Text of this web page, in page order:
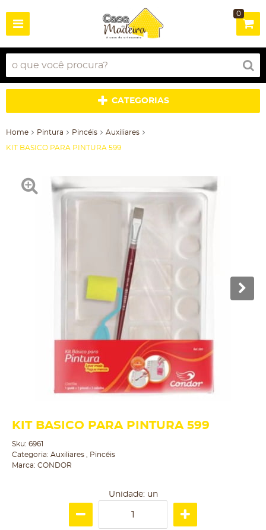
0
CATEGORIAS
Home Pintura Pincéis Auxiliares
KIT BASICO PARA PINTURA 599
KIT BASICO PARA PINTURA 599
Sku: 6961
Categoria: Auxiliares
Pincéis
Marca: CONDOR
Unidade: un